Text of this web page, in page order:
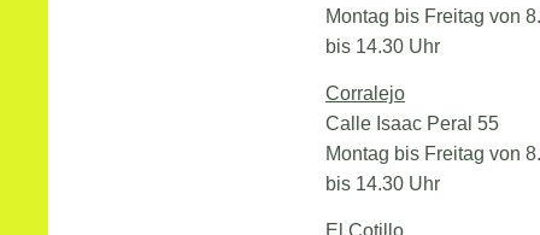
Montag bis Freitag von
bis 14.30 Uhr
Corralejo
Calle Isaac Peral 55
Montag bis Freitag von
bis 14.30 Uhr